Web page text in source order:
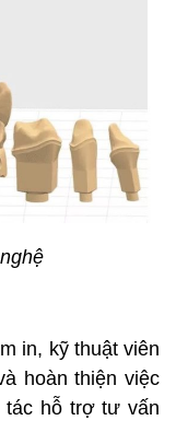
in, kỹ thuật viên
hoàn thiện việc
tác hỗ trợ tư vấn